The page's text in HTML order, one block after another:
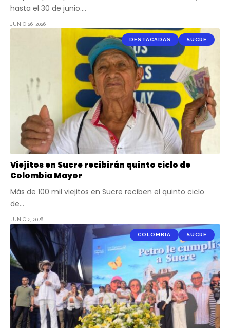
hasta el 30 de junio.…
JUNIO 26, 2026
DESTACADAS SUCRE
Viejitos en Sucre recibirán quinto ciclo de
Colombia Mayor
Más de 100 mil viejitos en Sucre reciben el quinto ciclo
de…
JUNIO 2, 2026
COLOMBIA SUCRE